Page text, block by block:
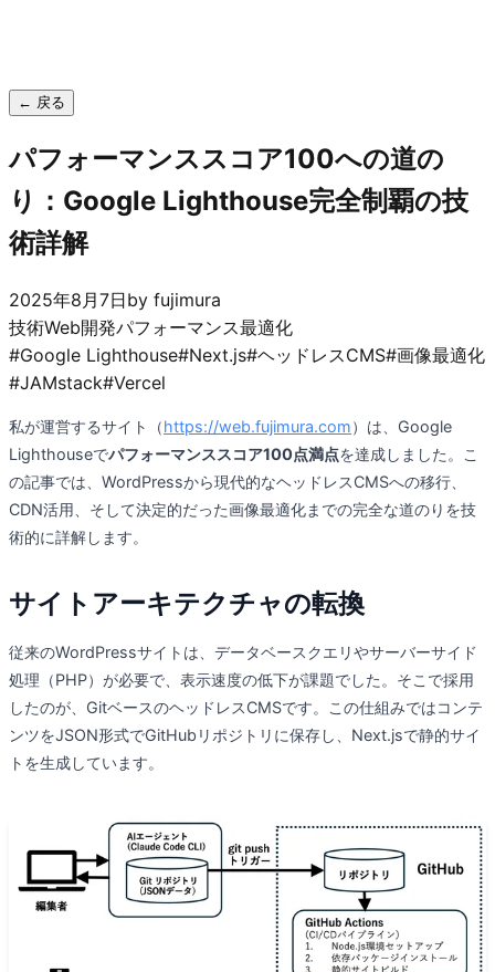
← 戻る
パフォーマンススコア100への道の
り：Google Lighthouse完全制覇の技
術詳解
2025年8月7日by fujimura
技術Web開発パフォーマンス最適化
#Google Lighthouse#Next.js#ヘッドレスCMS#画像最適化
#JAMstack#Vercel
私が運営するサイト（https://web.fujimura.com）は、Google
Lighthouseでパフォーマンススコア100点満点を達成しました。こ
の記事では、WordPressから現代的なヘッドレスCMSへの移行、
CDN活用、そして決定的だった画像最適化までの完全な道のりを技
術的に詳解します。
サイトアーキテクチャの転換
従来のWordPressサイトは、データベースクエリやサーバーサイド
処理（PHP）が必要で、表示速度の低下が課題でした。そこで採用
したのが、GitベースのヘッドレスCMSです。この仕組みではコンテ
ンツをJSON形式でGitHubリポジトリに保存し、Next.jsで静的サイ
トを生成しています。